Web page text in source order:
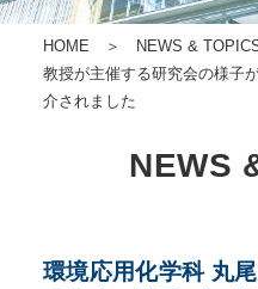
HOME ＞ NEWS &
教授が主催する研究会の様子
介されました
NEWS
環境応用化学科 丸